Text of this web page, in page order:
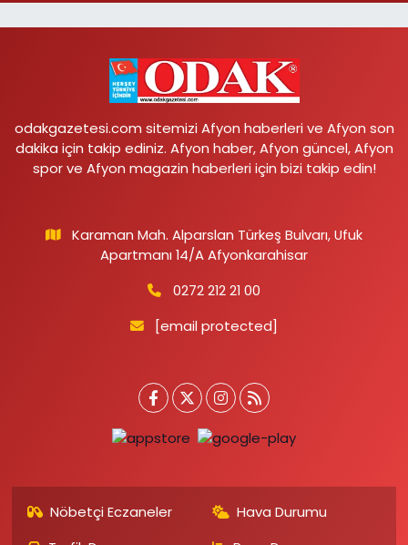
odakgazetesi.com sitemizi Afyon haberleri ve Afyon son
dakika için takip ediniz. Afyon haber, Afyon güncel, Afyon
spor ve Afyon magazin haberleri için bizi takip edin!
Karaman Mah. Alparslan Türkeş Bulvarı, Ufuk
Apartmanı 14/A Afyonkarahisar
0272 212 21 00
[email protected]
Nöbetçi Eczaneler
Hava Durumu